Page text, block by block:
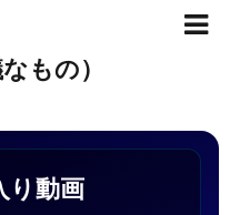
もの）
り動画